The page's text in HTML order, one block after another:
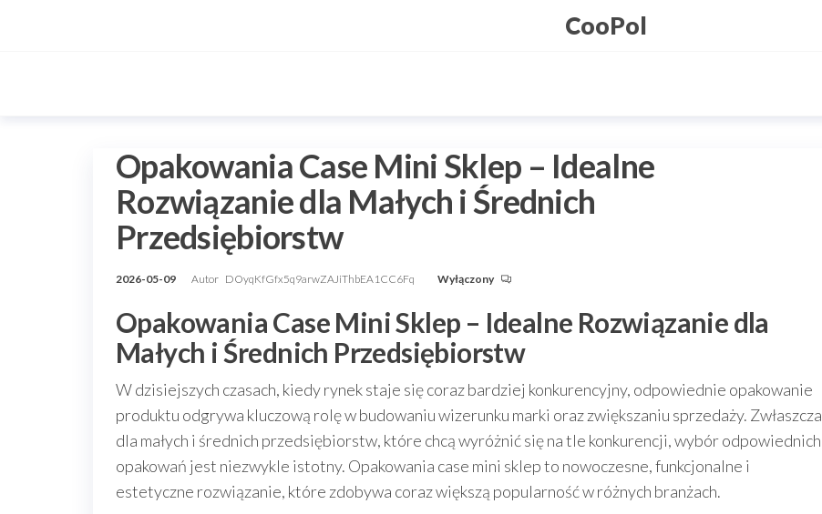
CooPol
Opakowania Case Mini Sklep – Idealne
Rozwiązanie dla Małych i Średnich
Przedsiębiorstw
2026-05-09 Autor DOyqKfGfx5q9arwZAJiThbEA1CC6Fq Wyłączony
Opakowania Case Mini Sklep – Idealne Rozwiązanie dla
Małych i Średnich Przedsiębiorstw
W dzisiejszych czasach, kiedy rynek staje się coraz bardziej konkurencyjny, odpowiednie opakowanie
produktu odgrywa kluczową rolę w budowaniu wizerunku marki oraz zwiększaniu sprzedaży. Zwłaszcza
dla małych i średnich przedsiębiorstw, które chcą wyróżnić się na tle konkurencji, wybór odpowiednich
opakowań jest niezwykle istotny. Opakowania case mini sklep to nowoczesne, funkcjonalne i
estetyczne rozwiązanie, które zdobywa coraz większą popularność w różnych branżach.